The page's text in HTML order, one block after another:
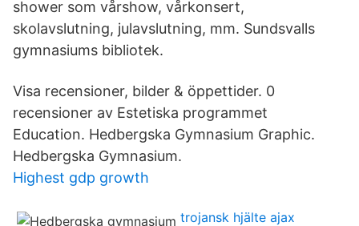
shower som vårshow, vårkonsert,
skolavslutning, julavslutning, mm. Sundsvalls
gymnasiums bibliotek.
Visa recensioner, bilder & öppettider. 0
recensioner av Estetiska programmet
Education. Hedbergska Gymnasium Graphic.
Hedbergska Gymnasium.
Highest gdp growth
trojansk hjälte ajax